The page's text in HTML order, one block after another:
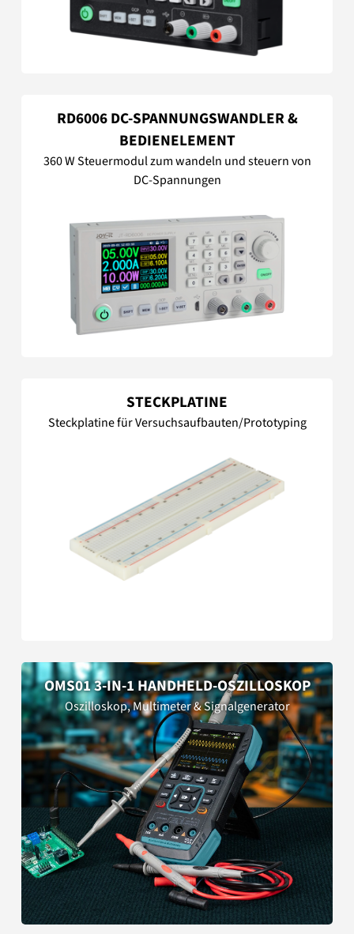
RD6006 DC-SPANNUNGSWANDLER &
BEDIENELEMENT
360 W Steuermodul zum wandeln und steuern von
DC-Spannungen
STECKPLATINE
Steckplatine für Versuchsaufbauten/Prototyping
OMS01 3-IN-1 HANDHELD-OSZILLOSKOP
Oszilloskop, Multimeter & Signalgenerator